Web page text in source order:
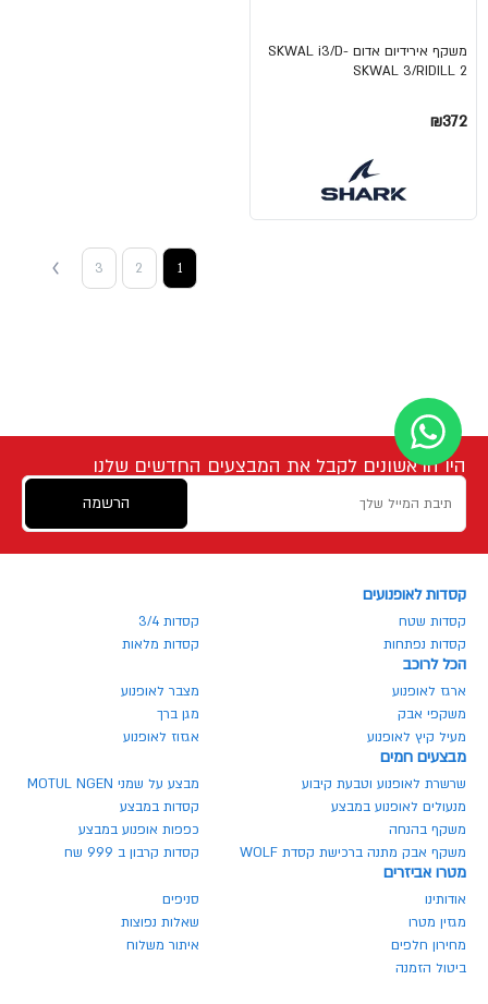
משקף אירידיום אדום SKWAL i3/D-
SKWAL 3/RIDILL 2
₪372
1
2
3
היו הראשונים לקבל את המבצעים החדשים שלנו
הרשמה
קסדות לאופנועים
קסדות שטח
קסדות 3/4
קסדות נפתחות
קסדות מלאות
הכל לרוכב
ארגז לאופנוע
מצבר לאופנוע
משקפי אבק
מגן ברך
מעיל קיץ לאופנוע
אגזוז לאופנוע
מבצעים חמים
שרשרת לאופנוע וטבעת קיבוע
מבצע על שמני MOTUL NGEN
מנעולים לאופנוע במבצע
קסדות במבצע
משקף בהנחה
כפפות אופנוע במבצע
משקף אבק מתנה ברכישת קסדת WOLF
קסדות קרבון ב 999 שח
מטרו אביזרים
אודותינו
סניפים
מגזין מטרו
שאלות נפוצות
מחירון חלפים
איתור משלוח
ביטול הזמנה